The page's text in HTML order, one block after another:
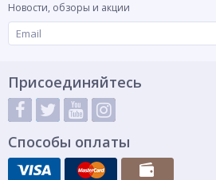
Новости, обзоры и акции
Присоединяйтесь
Способы оплаты